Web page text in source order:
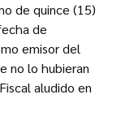
de quince (15)
de
emisor del
no lo hubieran
aludido en